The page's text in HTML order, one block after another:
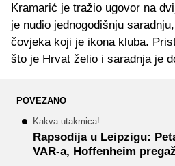
Kramarić je tražio ugovor na
je nudio jednogodišnju
čovjeka koji je ikona kluba.
što je Hrvat želio i saradnja je
POVEZANO
Kakva utakmica!
Rapsodija u Leipzigu:
VAR-a, Hoffenheim